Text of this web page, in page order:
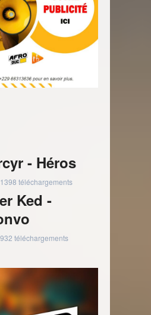
- Héros
téléchargements
Ked -
téléchargements